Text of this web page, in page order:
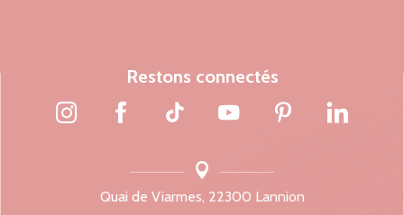
Restons connectés
Quai de Viarmes, 22300 Lannion